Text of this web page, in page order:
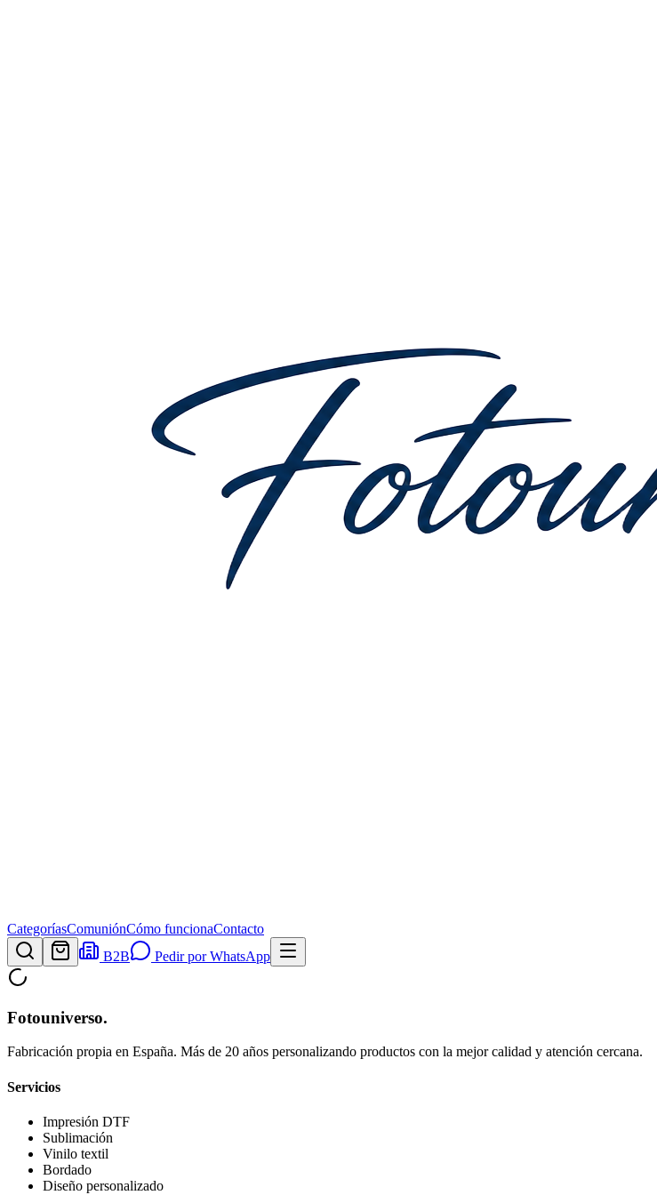
CategoríasComuniónCómo funcionaContacto
B2B
Pedir por WhatsApp
Fotouniverso.
Fabricación propia en España. Más de 20 años personalizando productos con la mejor calidad y atención cercana.
Servicios
Impresión DTF
Sublimación
Vinilo textil
Bordado
Diseño personalizado